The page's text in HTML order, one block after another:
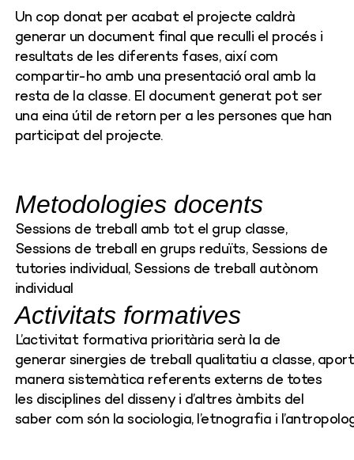
Un cop donat per acabat el projecte caldrà
generar un document final que reculli el procés i
resultats de les diferents fases, així com
compartir-ho amb una presentació oral amb la
resta de la classe. El document generat pot ser
una eina útil de retorn per a les persones que han
participat del projecte.
Metodologies docents
Sessions de treball amb tot el grup classe,
Sessions de treball en grups reduïts, Sessions de
tutories individual, Sessions de treball autònom
individual
Activitats formatives
L’activitatformativa prioritària serà la de
generar sinergies de treball qualitatiu a classe,
manerasistemàtica referents externs de totes
les disciplines del dissenyi d’altres àmbits del
saber com són lasociologia, l’etnografia i